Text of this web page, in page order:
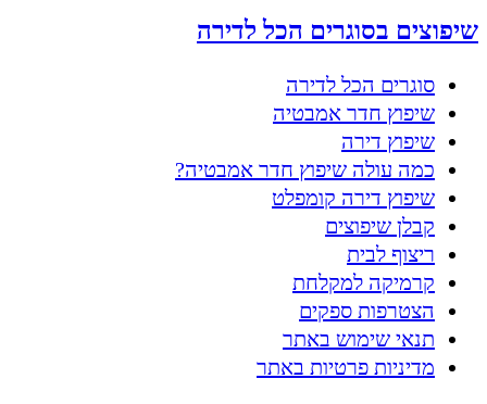
שיפוצים בסוגרים הכל לדירה
סוגרים הכל לדירה
שיפוץ חדר אמבטיה
שיפוץ דירה
כמה עולה שיפוץ חדר אמבטיה?
שיפוץ דירה קומפלט
קבלן שיפוצים
ריצוף לבית
קרמיקה למקלחת
הצטרפות ספקים
תנאי שימוש באתר
מדיניות פרטיות באתר